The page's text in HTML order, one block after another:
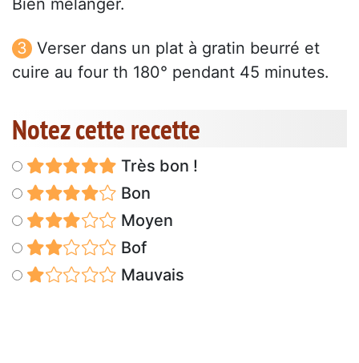
Bien mélanger.
Verser dans un plat à gratin beurré et
cuire au four th 180° pendant 45 minutes.
Notez cette recette
Très bon !
Bon
Moyen
Bof
Mauvais